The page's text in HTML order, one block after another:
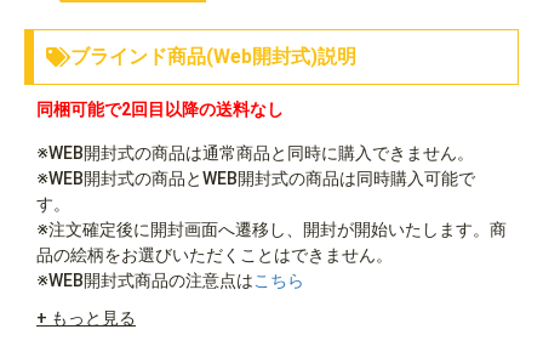
ブラインド商品(Web開封式)説明
同梱可能で2回目以降の送料なし
※WEB開封式の商品は通常商品と同時に購入できません。
※WEB開封式の商品とWEB開封式の商品は同時購入可能で
す。
※注文確定後に開封画面へ遷移し、開封が開始いたします。商
品の絵柄をお選びいただくことはできません。
※WEB開封式商品の注意点はこちら
+ もっと見る